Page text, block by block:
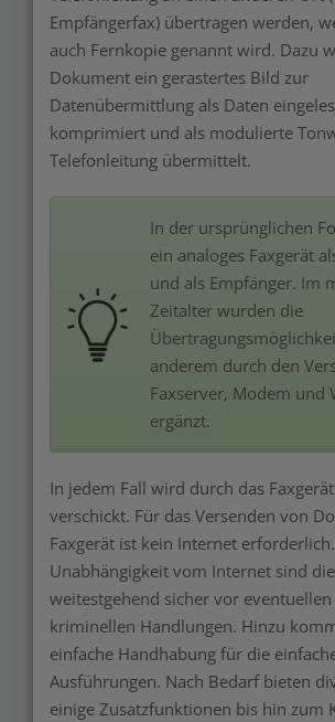
Empfängerfax) übertragen werden,
auch Fernkopie genannt wird. Dazu
Dokument ein gerastertes Bild zur
Datenübermittlung als Daten
komprimiert und als modulierte
Telefonleitung übermittelt.
In der ursprünglichen
ein analoges Faxgerät
und als Empfänger. Im
Zeitalter wurden die
anderem durch den
Faxserver, Modem und
ergänzt.
In jedem Fall wird durch das
verschickt. Für das Versenden von
Faxgerät ist kein Internet
Unabhängigkeit vom Internet sind
weitestgehend sicher vor eventuellen
kriminellen Handlungen. Hinzu
einfache Handhabung für die
Ausführungen. Nach Bedarf bieten
einige Zusatzfunktionen bis hin zum